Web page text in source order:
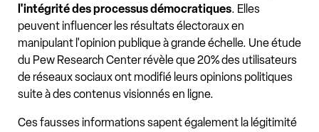
l'intégrité des processus démocratiques. Elles
peuvent influencer les résultats électoraux en
manipulant l'opinion publique à grande échelle. Une étude
du Pew Research Center révèle que 20% des utilisateurs
de réseaux sociaux ont modifié leurs opinions politiques
suite à des contenus visionnés en ligne.
Ces fausses informations sapent également la légitimité